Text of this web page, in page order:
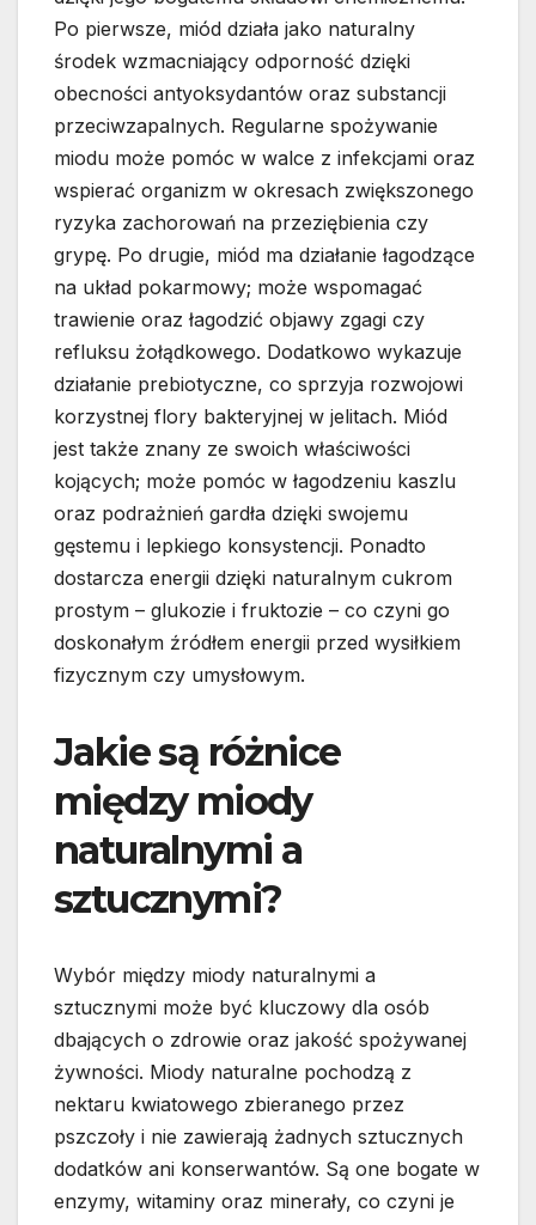
Po pierwsze, miód działa jako naturalny
środek wzmacniający odporność dzięki
obecności antyoksydantów oraz substancji
przeciwzapalnych. Regularne spożywanie
miodu może pomóc w walce z infekcjami oraz
wspierać organizm w okresach zwiększonego
ryzyka zachorowań na przeziębienia czy
grypę. Po drugie, miód ma działanie łagodzące
na układ pokarmowy; może wspomagać
trawienie oraz łagodzić objawy zgagi czy
refluksu żołądkowego. Dodatkowo wykazuje
działanie prebiotyczne, co sprzyja rozwojowi
korzystnej flory bakteryjnej w jelitach. Miód
jest także znany ze swoich właściwości
kojących; może pomóc w łagodzeniu kaszlu
oraz podrażnień gardła dzięki swojemu
gęstemu i lepkiego konsystencji. Ponadto
dostarcza energii dzięki naturalnym cukrom
prostym – glukozie i fruktozie – co czyni go
doskonałym źródłem energii przed wysiłkiem
fizycznym czy umysłowym.
Jakie są różnice
między miody
naturalnymi a
sztucznymi?
Wybór między miody naturalnymi a
sztucznymi może być kluczowy dla osób
dbających o zdrowie oraz jakość spożywanej
żywności. Miody naturalne pochodzą z
nektaru kwiatowego zbieranego przez
pszczoły i nie zawierają żadnych sztucznych
dodatków ani konserwantów. Są one bogate w
enzymy, witaminy oraz minerały, co czyni je